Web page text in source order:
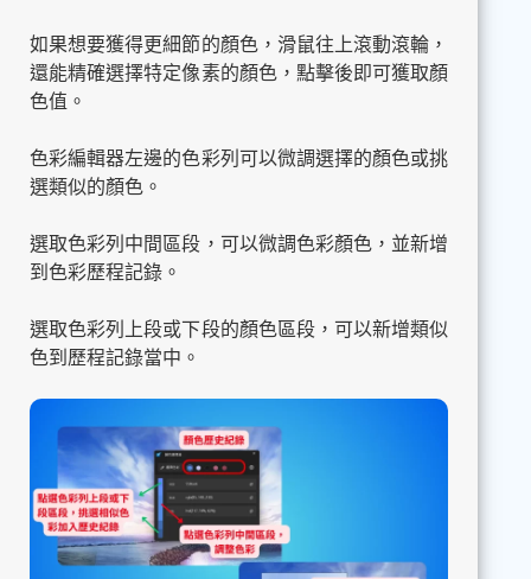
如果想要獲得更細節的顏色，滑鼠往上滾動滾輪，
還能精確選擇特定像素的顏色，點擊後即可獲取顏
色值。
色彩編輯器左邊的色彩列可以微調選擇的顏色或挑
選類似的顏色。
選取色彩列中間區段，可以微調色彩顏色，並新增
到色彩歷程記錄。
選取色彩列上段或下段的顏色區段，可以新增類似
色到歷程記錄當中。